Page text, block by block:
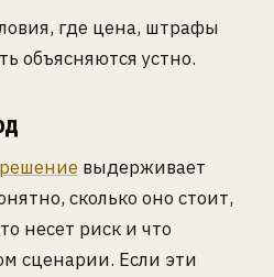
где цена, штрафы
объясняются устно.
выдерживает
сколько оно стоит,
несет риск и что
сценарии. Если эти